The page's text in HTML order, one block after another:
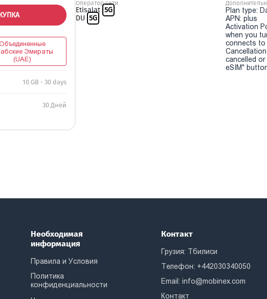
Эмираты
(UAE)
10 GB - 30 days
30 Дней
Оператор сети
Etisalat 5G
DU 5G
Plan type:
APN: plus
Activation
when you
connects to
cancelled
eSIM"
Необходимая
информация
Правила и Условия
Политика
конфиденциальности
Контакт
Грузия: Тбилиси
Телефон: +442030340050
Email:info@mobinex.com
Контакт